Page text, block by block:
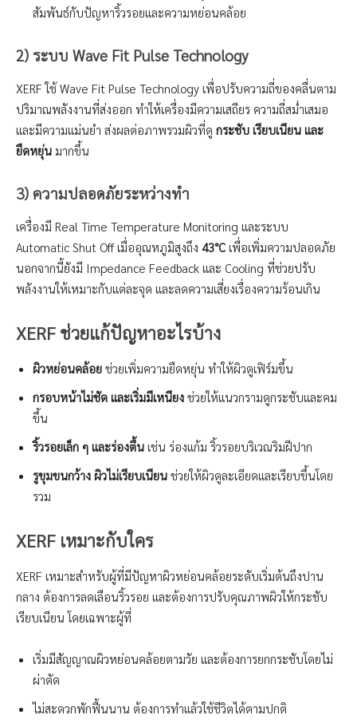
สัมพันธ์กับปัญหาริ้วรอยและความหย่อนคล้อย
2) ระบบ Wave Fit Pulse Technology
XERF ใช้ Wave Fit Pulse Technology เพื่อปรับความถี่ของคลื่นตาม
ปริมาณพลังงานที่ส่งออก ทำให้เครื่องมีความเสถียร ความถี่สม่ำเสมอ
และมีความแม่นยำ ส่งผลต่อภาพรวมผิวที่ดู กระชับ เรียบเนียน และ
ยืดหยุ่น มากขึ้น
3) ความปลอดภัยระหว่างทำ
เครื่องมี Real Time Temperature Monitoring และระบบ
Automatic Shut Off เมื่ออุณหภูมิสูงถึง 43°C เพื่อเพิ่มความปลอดภัย
นอกจากนี้ยังมี Impedance Feedback และ Cooling ที่ช่วยปรับ
พลังงานให้เหมาะกับแต่ละจุด และลดความเสี่ยงเรื่องความร้อนเกิน
XERF ช่วยแก้ปัญหาอะไรบ้าง
ผิวหย่อนคล้อย ช่วยเพิ่มความยืดหยุ่น ทำให้ผิวดูเฟิร์มขึ้น
กรอบหน้าไม่ชัด และเริ่มมีเหนียง ช่วยให้แนวกรามดูกระชับและคม
ขึ้น
ริ้วรอยเล็ก ๆ และร่องตื้น เช่น ร่องแก้ม ริ้วรอยบริเวณริมฝีปาก
รูขุมขนกว้าง ผิวไม่เรียบเนียน ช่วยให้ผิวดูละเอียดและเรียบขึ้นโดย
รวม
XERF เหมาะกับใคร
XERF เหมาะสำหรับผู้ที่มีปัญหาผิวหย่อนคล้อยระดับเริ่มต้นถึงปาน
กลาง ต้องการลดเลือนริ้วรอย และต้องการปรับคุณภาพผิวให้กระชับ
เรียบเนียน โดยเฉพาะผู้ที่
เริ่มมีสัญญาณผิวหย่อนคล้อยตามวัย และต้องการยกกระชับโดยไม่
ผ่าตัด
ไม่สะดวกพักฟื้นนาน ต้องการทำแล้วใช้ชีวิตได้ตามปกติ